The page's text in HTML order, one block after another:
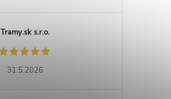
Tramy.sk s.r.o.
31.5.2026